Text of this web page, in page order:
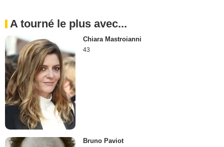
A tourné le plus avec...
Chiara Mastroianni
43
Bruno Paviot